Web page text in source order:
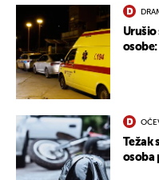
Urušio
Težak
osoba